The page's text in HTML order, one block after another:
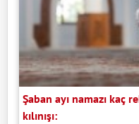
Şaban ayı namazı kaç
kılınışı: